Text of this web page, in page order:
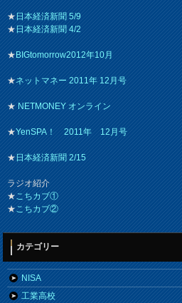
★日本経済新聞 5/9
★日本経済新聞 4/2
★BIGtomorrow2012年10月
★ネットマネー 2011年 12月号
★NETMONEY オンライン
★YenSPA！ 2011年 12月号
★日本経済新聞 2/15
ラジオ紹介
★こちカブ①
★こちカブ②
カテゴリー
NISA
工業高校